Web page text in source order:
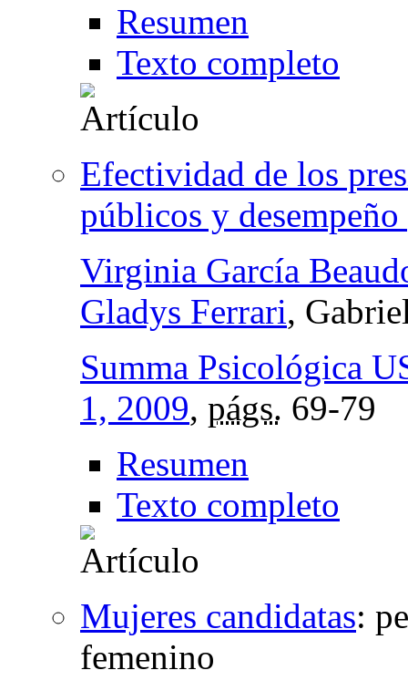
Resumen
Texto completo
Efectividad de los
públicos y
Virginia García
Gladys Ferrari,
Summa Psicológica
1, 2009, págs. 69-79
Resumen
Texto completo
Mujeres candidatas:
femenino